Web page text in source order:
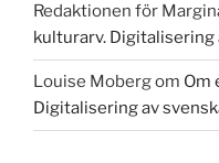
Redaktionen för
kulturarv.
Louise Mobergom Om
Digitalisering av